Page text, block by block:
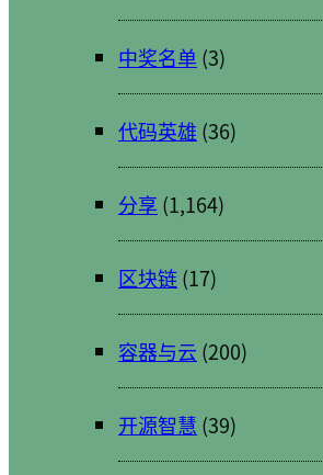
中奖名单 (3)
代码英雄 (36)
分享 (1,164)
区块链(17)
容器与云 (200)
开源智慧 (39)